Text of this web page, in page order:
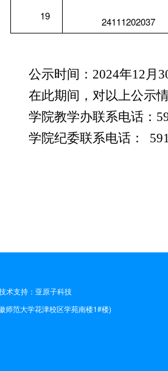
19 24111202037
公示时间：2024年12月
在此期间，对以上公示
学院教学办联系电话：
学院纪委联系电话：
术支持： 亚原子科技
师范大学花津校区学苑南楼1#楼)